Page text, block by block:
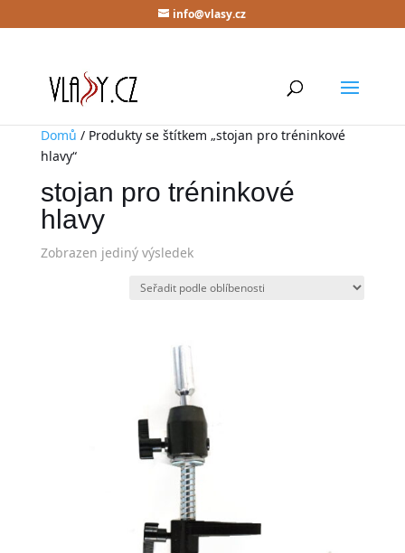
info@vlasy.cz
Domů / Produkty se štítkem „stojan pro tréninkové
hlavy“
stojan pro tréninkové
hlavy
Zobrazen jediný výsledek